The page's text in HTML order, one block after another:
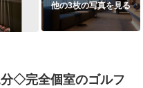
他の3枚の写真を見る
◇完全個室のゴルフ